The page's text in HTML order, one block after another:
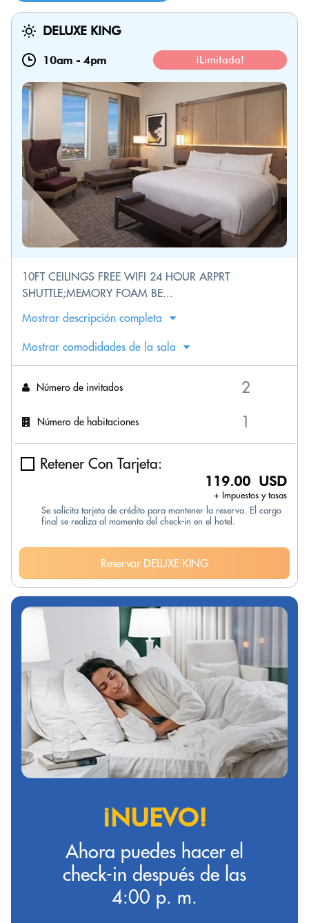
DELUXE KING
10am - 4pm ¡Limitada!
10FT CEILINGS FREE WIFI 24 HOUR ARPRT
SHUTTLE;MEMORY FOAM BE...
Mostrar descripción completa
Mostrar comodidades de la sala
Número de invitados
Número de habitaciones
Retener Con Tarjeta:
119.00 USD
+ Impuestos y tasas
Se solicita tarjeta de crédito para mantener la reserva. El cargo
final se realiza al momento del check-in en el hotel.
Reservar DELUXE KING
¡NUEVO!
Ahora puedes hacer el
check-in después de las
4:00 p. m.